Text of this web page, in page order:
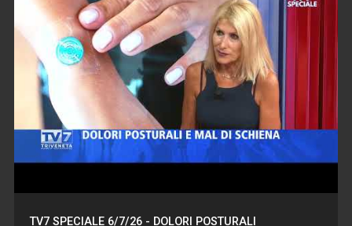
TV7 SPECIALE 6/7/26 - DOLORI POSTURALI